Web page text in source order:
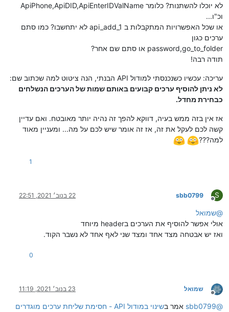
לא יוכלו להשתנות? כלומר ApiPhone,ApiDID,ApiEnterIDValName
וכ"ו...
או שכל האפשרויות המתקבלות ב api_add_1 לא יתחשבו? כמו סתם
ערכים כגון
password,go_to_folder או סתם שם אחר?
תודה רבה!
עריכה: עכשיו כשנכנסתי למודול API הבנתי, הנה ציטוט למה שכתוב שם:
לא ניתן להוסיף ערכים קבועים באותם שמות של הערכים הנשלחים
כבחירת מחדל.
אז אין בזה ממש בעיה, דווקא להפך זה נהיה יותר מאובטח. ואם עדיין
קשה לכם לעקל את זה, אז זה אומר שיש לכם על מה... ומעניין מאוד
למה???
1
S
מנותק
sbb0799 22 בנוב׳ 2021, 22:51
@שמואל
אולי אפשר להוסיף את הערכים בheader מיוחד
ואז יש אבטחה מצד אחד ומצד שני לאף אחד לא נשבר הקוד.
0
מנותק
שמואל 23 בנוב׳ 2021, 11:19
@
sbb0799 אמר ב
שינוי במודול API - חסימת שליחת ערכים מוגדרים